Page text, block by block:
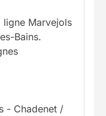
ligne Marvejols
Bains.
- Chadenet /